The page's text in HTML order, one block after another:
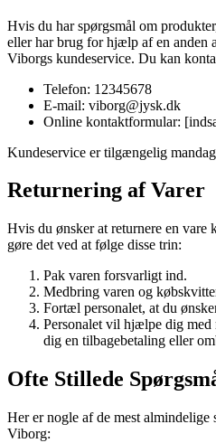
Hvis du har spørgsmål om
eller har brug for hjælp af en anden
Viborgs kundeservice. Du kan
Telefon: 12345678
E-mail: viborg@jysk.dk
Online kontaktformular:
Kundeservice er tilgængelig
Returnering af Varer
Hvis du ønsker at returnere en vare
gøre det ved at følge disse trin:
Pak varen forsvarligt ind.
Medbring varen og
Fortæl personalet, at du
Personalet vil hjælpe dig med
dig en tilbagebetaling eller
Ofte Stillede
Her er nogle af de mest
Viborg: